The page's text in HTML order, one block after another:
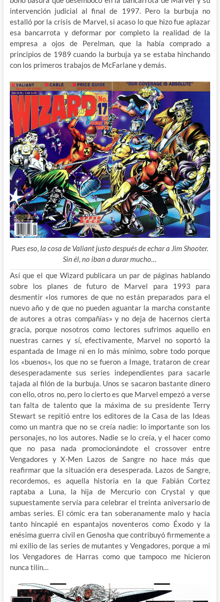
intervención judicial al final de 1997. Pero la burbuja no
estalló por la crisis de Marvel, si acaso lo que hizo fue aplazar
esa bancarrota y deformar por completo la realidad de la
empresa a ojos de Perelman, que la había comprado a
principios de 1989 cuando la burbuja ya se estaba hinchando
con los primeros trabajos de McFarlane y demás.
Pues eso, la cosa de Valiant justo después de echar a Jim Shooter.
Sin él, no iban a durar mucho…
Así que el que Wizard publicara un par de páginas hablando
sobre los planes de futuro de Marvel para 1993 para
desmentir «los rumores de que no están preparados para el
nuevo año y de que no pueden aguantar la marcha constante
de autores a otras compañías» y no deja de hacernos cierta
gracia, porque nosotros como lectores sufrimos aquello en
nuestras carnes y sí, efectivamente, Marvel no soportó la
espantada de Image ni en lo más mínimo, sobre todo porque
los «buenos», los que no se fueron a Image, trataron de crear
desesperadamente sus series independientes para sacarle
tajada al filón de la burbuja. Unos se sacaron bastante dinero
con ello, otros no, pero lo cierto es que Marvel empezó a verse
tan falta de talento que la máxima de su presidente Terry
Stewart se repitió entre los editores de la Casa de las Ideas
como un mantra que no se creía nadie: lo importante son los
personajes, no los autores. Nadie se lo creía, y el hacer como
que no pasa nada promocionándote el crossover entre
Vengadores y X-Men Lazos de Sangre no hace más que
reafirmar que la situación era desesperada. Lazos de Sangre,
recordemos, es aquella historia en la que Fabián Cortez
raptaba a Luna, la hija de Mercurio con Crystal y que
supuestamente servía para celebrar el treinta aniversario de
ambas series. El cómic era tan soberanamente malo y hacía
tanto hincapié en espantajos noventeros como Éxodo y la
enésima guerra civil en Genosha que contribuyó firmemente a
mi exilio de las series de mutantes y Vengadores, porque a mi
los Vengadores de Harras como que tampoco me hicieron
nunca tilín…